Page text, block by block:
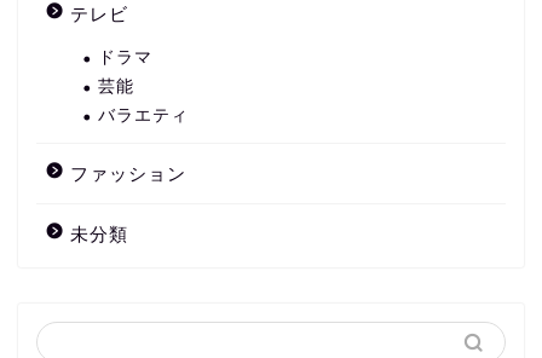
テレビ
ドラマ
芸能
バラエティ
ファッション
未分類